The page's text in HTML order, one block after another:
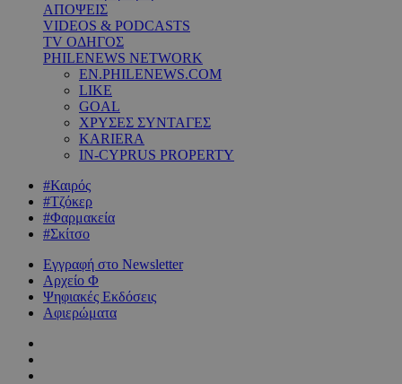
ΑΠΟΨΕΙΣ
VIDEOS & PODCASTS
TV ΟΔΗΓΟΣ
PHILENEWS NETWORK
EN.PHILENEWS.COM
LIKE
GOAL
ΧΡΥΣΕΣ ΣΥΝΤΑΓΕΣ
KARIERA
IN-CYPRUS PROPERTY
#Καιρός
#Τζόκερ
#Φαρμακεία
#Σκίτσο
Εγγραφή στο Newsletter
Αρχείο Φ
Ψηφιακές Εκδόσεις
Αφιερώματα